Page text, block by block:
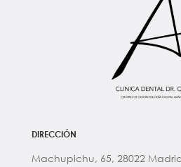
DIRECCIÓN
Machupichu, 65, 28022